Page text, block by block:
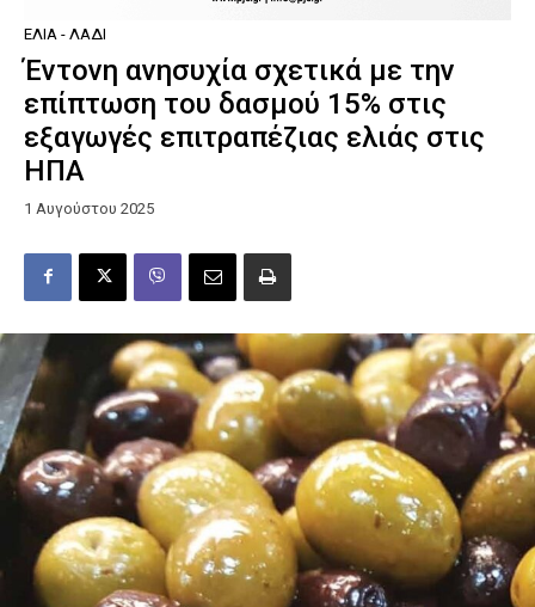
ΕΛΙΆ - ΛΆΔΙ
Έντονη ανησυχία σχετικά με την
επίπτωση του δασμού 15% στις
εξαγωγές επιτραπέζιας ελιάς στις
ΗΠΑ
1 Αυγούστου 2025